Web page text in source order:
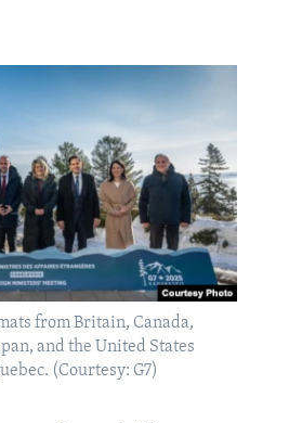
from Britain, Canada,
and the United States
(Courtesy: G7)